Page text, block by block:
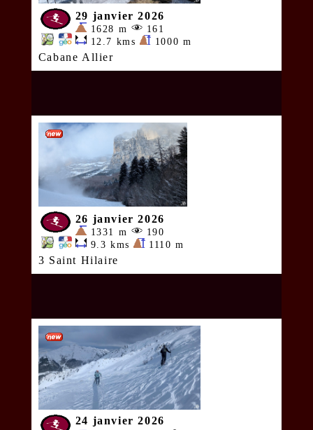
29 janvier 2026
1628 m
161
12.7 kms
1000 m
Cabane Allier
26 janvier 2026
1331 m
190
9.3 kms
1110 m
3 Saint Hilaire
24 janvier 2026